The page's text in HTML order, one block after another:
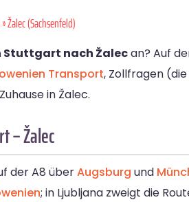
» Žalec (Sachsenfeld)
Stuttgart nach Žalecan? Auf
Transport, Zollfragen
in Žalec.
– Žalec
der A8 überAugsburg und
; in Ljubljana zweigt die